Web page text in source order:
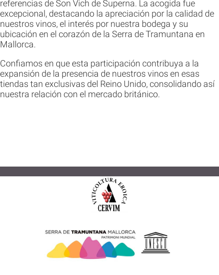
referencias de Son Vich de Superna. La acogida fue
excepcional, destacando la apreciación por la calidad de
nuestros vinos, el interés por nuestra bodega y su
ubicación en el corazón de la Serra de Tramuntana en
Mallorca.
Confiamos en que esta participación contribuya a la
expansión de la presencia de nuestros vinos en esas
tiendas tan exclusivas del Reino Unido, consolidando así
nuestra relación con el mercado británico.